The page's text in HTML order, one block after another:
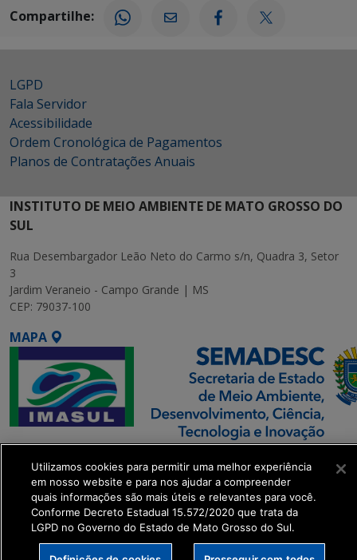
Compartilhe:
LGPD
Fala Servidor
Acessibilidade
Ordem Cronológica de Pagamentos
Planos de Contratações Anuais
INSTITUTO DE MEIO AMBIENTE DE MATO GROSSO DO
SUL
Rua Desembargador Leão Neto do Carmo s/n, Quadra 3, Setor
3
Jardim Veraneio - Campo Grande | MS
CEP: 79037-100
MAPA
SETDIG | Secretaria-
Executiva de
Transformação Digital
get_footer();
Utilizamos cookies para permitir uma melhor experiência
em nosso website e para nos ajudar a compreender
quais informações são mais úteis e relevantes para você.
Conforme Decreto Estadual 15.572/2020 que trata da
LGPD no Governo do Estado de Mato Grosso do Sul.